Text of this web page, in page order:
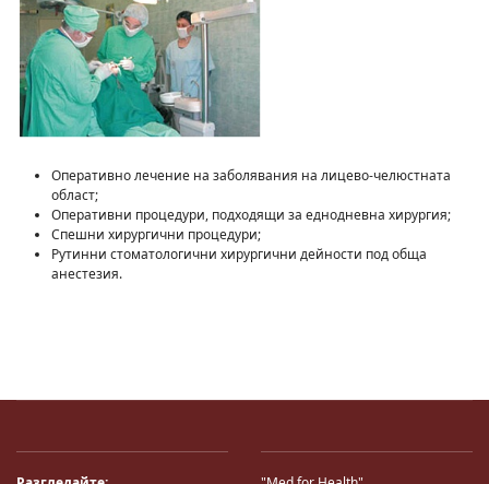
Оперативно лечение на заболявания на лицево-челюстната
област;
Оперативни процедури, подходящи за еднодневна хирургия;
Спешни хирургични процедури;
Рутинни стоматологични хирургични дейности под обща
анестезия.